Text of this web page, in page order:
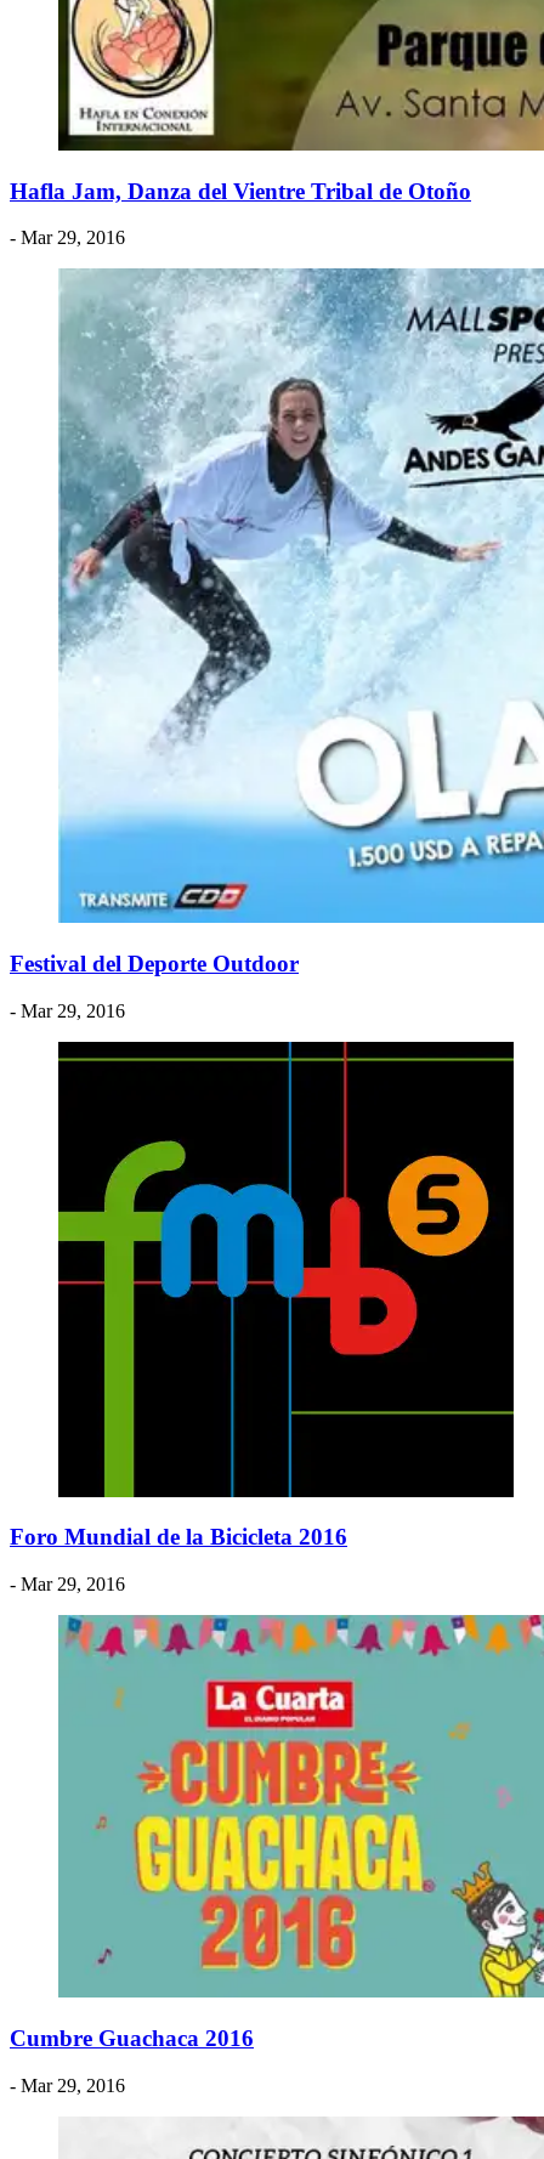
Hafla Jam, Danza del Vientre Tribal de Otoño
- Mar 29, 2016
Festival del Deporte Outdoor
- Mar 29, 2016
Foro Mundial de la Bicicleta 2016
- Mar 29, 2016
Cumbre Guachaca 2016
- Mar 29, 2016